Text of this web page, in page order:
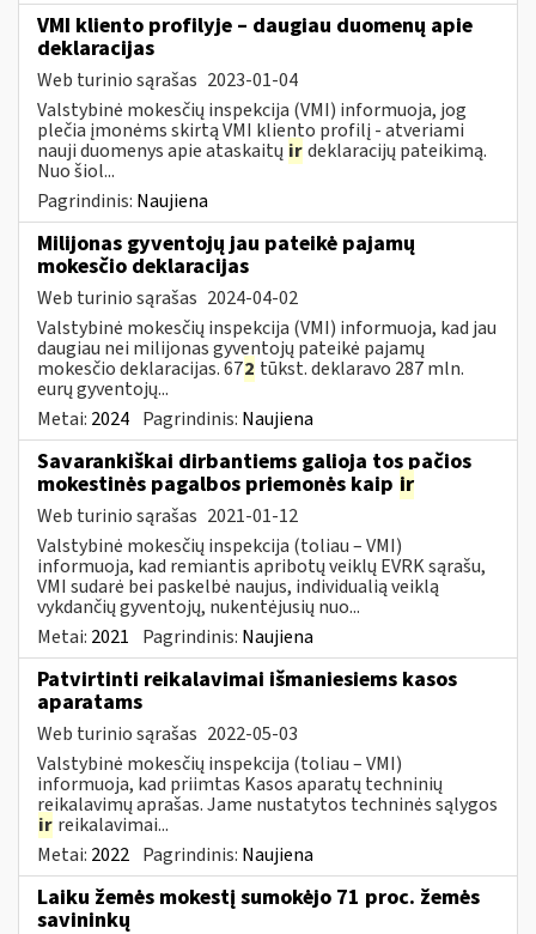
VMI kliento profilyje – daugiau duomenų apie
deklaracijas
Web turinio sąrašas 2023-01-04
Valstybinė mokesčių inspekcija (VMI) informuoja, jog
plečia įmonėms skirtą VMI kliento profilį - atveriami
nauji duomenys apie ataskaitų irdeklaracijų pateikimą.
Nuo šiol...
Pagrindinis: Naujiena
Milijonas gyventojų jau pateikė pajamų
mokesčio deklaracijas
Web turinio sąrašas 2024-04-02
Valstybinė mokesčių inspekcija (VMI) informuoja, kad jau
daugiau nei milijonas gyventojų pateikė pajamų
mokesčio deklaracijas. 672 tūkst. deklaravo 287 mln.
eurų gyventojų...
Metai: 2024 Pagrindinis: Naujiena
Savarankiškai dirbantiems galioja tos pačios
mokestinės pagalbos priemonės kaip ir
Web turinio sąrašas 2021-01-12
Valstybinė mokesčių inspekcija (toliau – VMI)
informuoja, kad remiantis apribotų veiklų EVRK sąrašu,
VMI sudarė bei paskelbė naujus, individualią veiklą
vykdančių gyventojų, nukentėjusių nuo...
Metai: 2021 Pagrindinis: Naujiena
Patvirtinti reikalavimai išmaniesiems kasos
aparatams
Web turinio sąrašas 2022-05-03
Valstybinė mokesčių inspekcija (toliau – VMI)
informuoja, kad priimtas Kasos aparatų techninių
reikalavimų aprašas. Jame nustatytos techninės sąlygos
ir reikalavimai...
Metai: 2022 Pagrindinis: Naujiena
Laiku žemės mokestį sumokėjo 71 proc. žemės
savininkų